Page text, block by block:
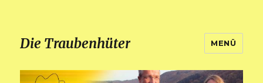
Die Traubenhüter MENÜ